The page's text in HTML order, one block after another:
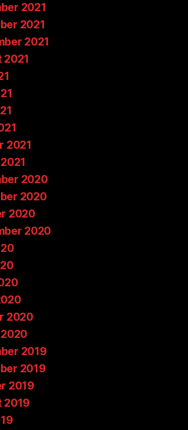
2021
2021
2021
2021
2021
2020
2020
2020
2020
2020
2019
2019
2019
2019